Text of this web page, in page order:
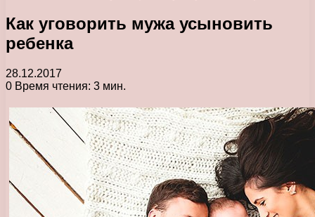
Как уговорить мужа усыновить
ребенка
28.12.2017
0 Время чтения: 3 мин.